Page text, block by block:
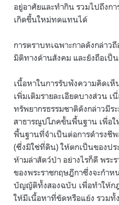
อยู่อาศัยและทำกิน รวมไปถึงก
เกิดขึ้นใหม่ทดแทนได้
การตราบทเฉพาะกาลดังกล่า
มิติทางด้านสังคม และยังถือเป็
เนื้อหาในการรับฟังความคิดเ
เพิ่มเติมรายละเอียดบางส่วน
ทรัพยากรธรรมชาติดังกล่าวมีร
สาธารณูปโภคขั้นพื้นฐาน เพื่อ
พื้นฐานที่จำเป็นต่อการดำรงชี
(ซึ่งมิใช่ที่ดิน) ให้ตกเป็นของป
ห้ามล่าสัตว์ป่า อย่างไรก็ดี พร
ของพระราชกฤษฎีกาซึ่งจะกำห
บัญญัติทั้งสองฉบับ เพื่อทำให้ก
ให้มีเนื้อหาที่ขัดหรือแย้ง รวม